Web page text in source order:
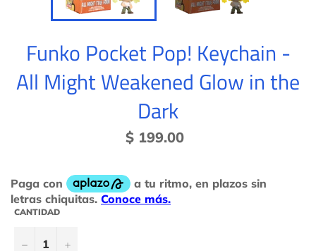
Funko Pocket Pop! Keychain -
All Might Weakened Glow in the
Dark
Precio
habitual
$ 199.00
CANTIDAD
− +